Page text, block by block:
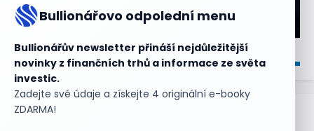
Bullionářovo odpolední menu
Bullionářův newsletter přináší nejdůležitější
novinky z finančních trhů a informace ze světa
investic.
Zadejte své údaje a získejte 4 originální e-booky
ZDARMA!Aktuální